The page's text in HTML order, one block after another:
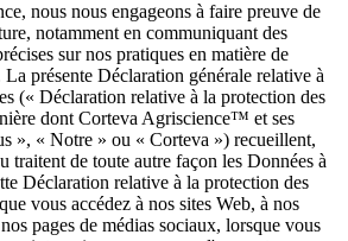
nous nous engageons à faire preuve de
notamment en communiquant des
sur nos pratiques en matière de
présente Déclaration générale relative à
(« Déclaration relative à la protection des
dont Corteva Agriscience™ et ses
», « Notre » ou « Corteva ») recueillent,
traitent de toute autre façon les Données à
Déclaration relative à la protection des
vous accédez à nos sites Web, à nos
pages de médias sociaux, lorsque vous